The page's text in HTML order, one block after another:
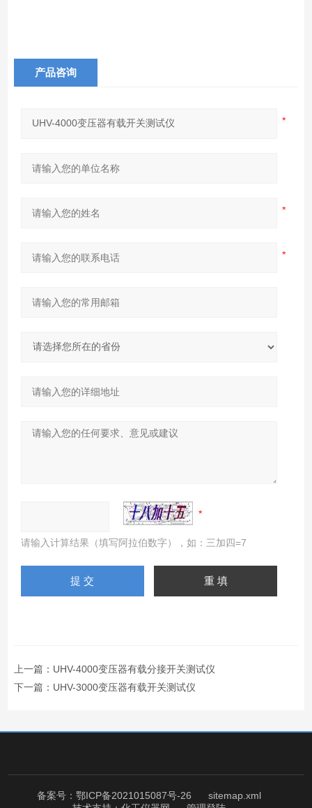
产品咨询
请输入计算结果（填写阿拉伯数字），如：三加四=7
上一篇： UHV-4000变压器有载分接开关测试仪
下一篇： UHV-3000变压器有载开关测试仪
备案号：鄂ICP备2021015087号-26
sitemap.xml